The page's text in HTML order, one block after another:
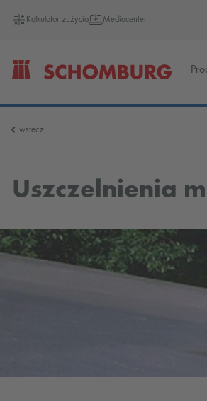
Kalkulator zużycia Mediacenter
wstecz
Uszczelnienia